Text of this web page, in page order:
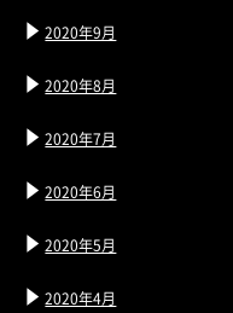
2020年9月
2020年8月
2020年7月
2020年6月
2020年5月
2020年4月